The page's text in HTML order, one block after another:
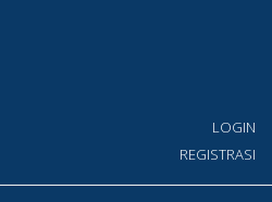
LOGIN
REGISTRASI